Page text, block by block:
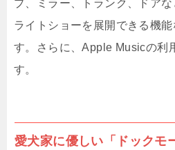
プ、ミラー、トランク、ドア
ライトショーを展開できる機
す。さらに、Apple Musicの利
す。
愛犬家に優しい「ドックモ